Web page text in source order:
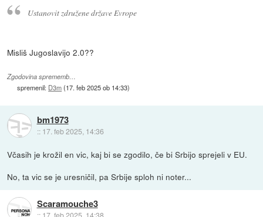
Ustanovit združene države Evrope
Misliš Jugoslavijo 2.0??
Zgodovina sprememb…
spremenil: D3m(17. feb 2025 ob 14:33)
bm1973
:: 17. feb 2025, 14:36
Včasih je krožil en vic, kaj bi se zgodilo, če bi Srbijo sprejeli v EU.
No, ta vic se je uresničil, pa Srbije sploh ni noter...
Scaramouche3
:: 17. feb 2025, 14:38